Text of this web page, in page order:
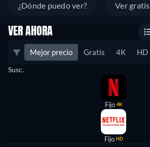
¿Dónde puedo ver? Ver gratis
VER AHORA
Mejor precio Gratis 4K HD
Susc.
Fijo 4K
Fijo HD